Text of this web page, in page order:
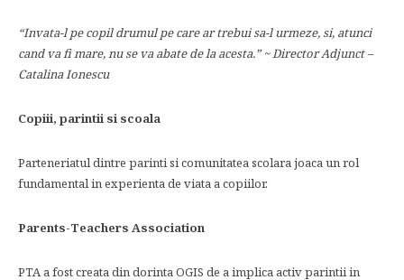
“Invata-l pe copil drumul pe care ar trebui sa-l urmeze, si, atunci
cand va fi mare, nu se va abate de la acesta.” ~ Director Adjunct –
Catalina Ionescu
Copiii, parintii si scoala
Parteneriatul dintre parinti si comunitatea scolara joaca un rol
fundamental in experienta de viata a copiilor.
Parents-Teachers Association
PTA a fost creata din dorinta OGIS de a implica activ parintii in